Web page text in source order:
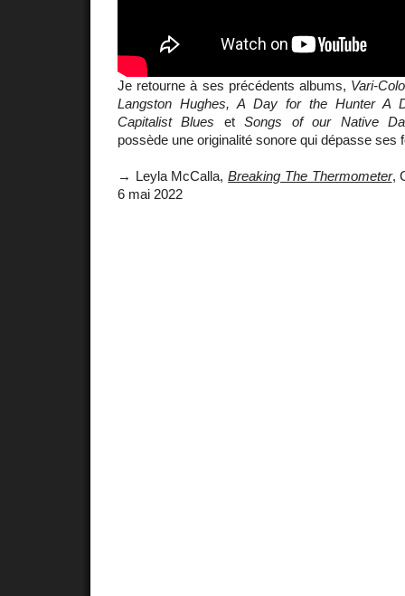
Je retourne à ses précédents albums, Vari-
Langston Hughes, A Day for the Hunter A
Capitalist Blues etSongs of our Native
possède une originalité sonore qui dépasse ses
→ Leyla McCalla,Breaking The Thermometer,
6 mai 2022